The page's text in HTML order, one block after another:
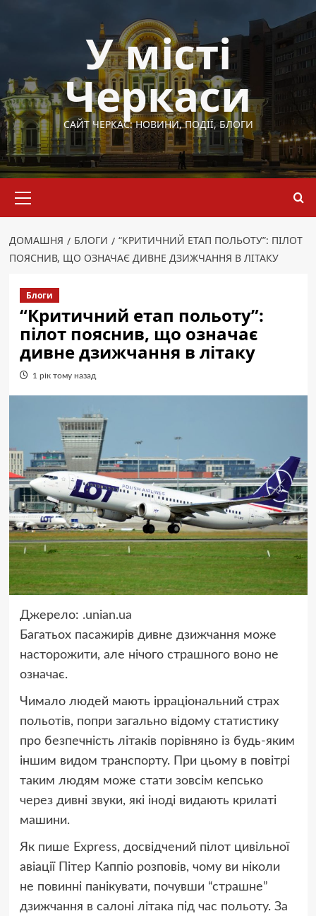
У місті
Черкаси
САЙТ ЧЕРКАС: НОВИНИ, ПОДІЇ, БЛОГИ
меню
ДОМАШНЯ БЛОГИ
“КРИТИЧНИЙ ЕТАП ПОЛЬОТУ”: ПІЛОТ
ПОЯСНИВ, ЩО ОЗНАЧАЄ ДИВНЕ ДЗИЖЧАННЯ В ЛІТАКУ
Блоги
“Критичний етап польоту”:
пілот пояснив, що означає
дивне дзижчання в літаку
1 рік тому назад
Джерело: .unian.ua
Багатьох пасажирів дивне дзижчання може
насторожити, але нічого страшного воно не
означає.
Чимало людей мають ірраціональний страх
польотів, попри загально відому статистику
про безпечність літаків порівняно із будь-яким
іншим видом транспорту. При цьому в повітрі
таким людям може стати зовсім кепсько
через дивні звуки, які іноді видають крилаті
машини.
Як пише Express, досвідчений пілот цивільної
авіації Пітер Каппіо розповів, чому ви ніколи
не повинні панікувати, почувши “страшне”
дзижчання в салоні літака під час польоту. За